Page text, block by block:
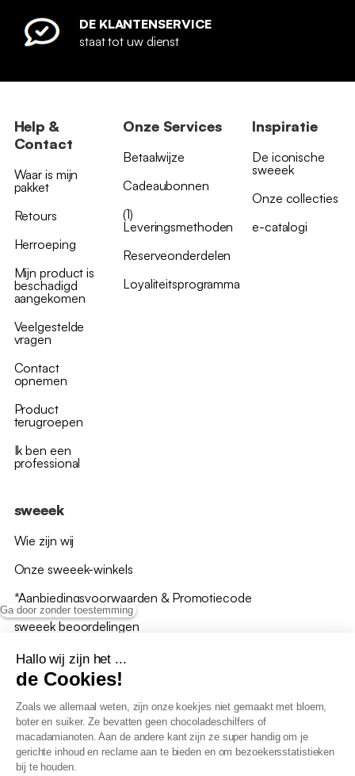
Ga door zonder toestemming
Hallo wij zijn het ...
de Cookies!
Zoals we allemaal weten, zijn onze koekjes niet gemaakt met bloem,
boter en suiker. Ze bevatten geen chocoladeschilfers of
macadamianoten. Aan de andere kant zijn ze super handig om je
gerichte inhoud en reclame aan te bieden en om bezoekersstatistieken
bij te houden.
DE KLANTENSERVICE
staat tot uw dienst
Help &
Contact
Waar is mijn
pakket
Retours
Herroeping
Mijn product is
beschadigd
aangekomen
Veelgestelde
vragen
Contact
opnemen
Product
terugroepen
Ik ben een
professional
Onze Services
Betaalwijze
Cadeaubonnen
(1)
Leveringsmethoden
Reserveonderdelen
Loyaliteitsprogramma
Inspiratie
De iconische
sweeek
Onze collecties
e-catalogi
sweeek
Wie zijn wij
Onze sweeek-winkels
*Aanbiedingsvoorwaarden & Promotiecode
sweeek beoordelingen
Algemene verkoopsvoorwaarden
AV loyaliteitsprogramma
Beleid persoonsgegevens